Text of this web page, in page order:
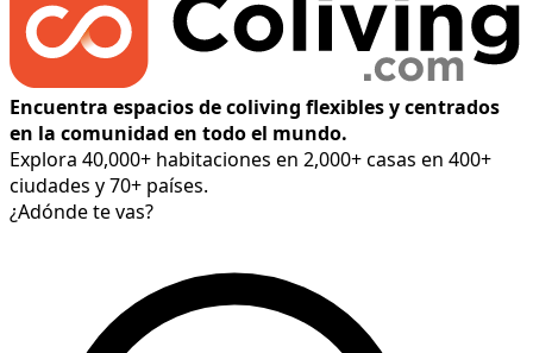
Encuentra espacios de coliving flexibles y centrados
en la comunidad en todo el mundo.
Explora 40,000+ habitaciones en 2,000+ casas en 400+
ciudades y 70+ países.
¿Adónde te vas?